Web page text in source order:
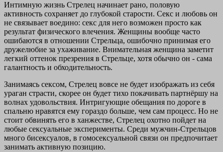
Интимную жизнь Стрелец начинает рано, половую
активность сохраняет до глубокой старости. Секс и любовь он
не связывает воедино: секс для него возможен просто как
результат физического влечения. Женщины вообще часто
ошибаются в отношении Стрельца, ошибочно принимая его
дружелюбие за ухаживание. Внимательная женщина заметит
легкий оттенок презрения в Стрельце, хотя обычно он - сама
галантность и обходительность.
Занимаясь сексом, Стрелец вовсе не будет изображать из себя
ураган страсти, скорее он будет тихо покачивать партнёршу на
волнах удовольствия. Интригующие обещания по дороге в
спальню нравятся ему гораздо больше, чем сам процесс. Но не
стоит обвинять его в ханжестве, Стрелец охотно пойдет на
любые сексуальные эксперименты. Среди мужчин-Стрельцов
много бисексуалов, в гомосексуальной связи он предпочитает
занимать активную позицию.